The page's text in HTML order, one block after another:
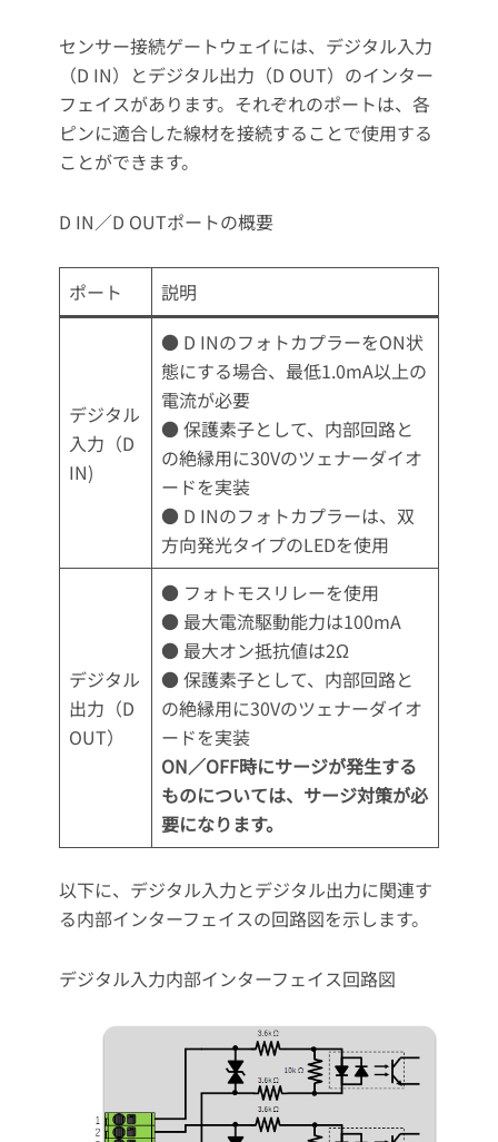
センサー接続ゲートウェイには、デジタル入力
（D IN）とデジタル出力（D OUT）のインター
フェイスがあります。それぞれのポートは、各
ピンに適合した線材を接続することで使用する
ことができます。
D IN／D OUTポートの概要
ポート 説明
デジタル
入力（D
IN)
● D INのフォトカプラーをON状
態にする場合、最低1.0mA以上の
電流が必要
● 保護素子として、内部回路と
の絶縁用に30Vのツェナーダイオ
ードを実装
● D INのフォトカプラーは、双
方向発光タイプのLEDを使用
デジタル
出力（D
OUT）
● フォトモスリレーを使用
● 最大電流駆動能力は100mA
● 最大オン抵抗値は2Ω
● 保護素子として、内部回路と
の絶縁用に30Vのツェナーダイオ
ードを実装
ON／OFF時にサージが発生する
ものについては、サージ対策が必
要になります。
以下に、デジタル入力とデジタル出力に関連す
る内部インターフェイスの回路図を示します。
デジタル入力内部インターフェイス回路図